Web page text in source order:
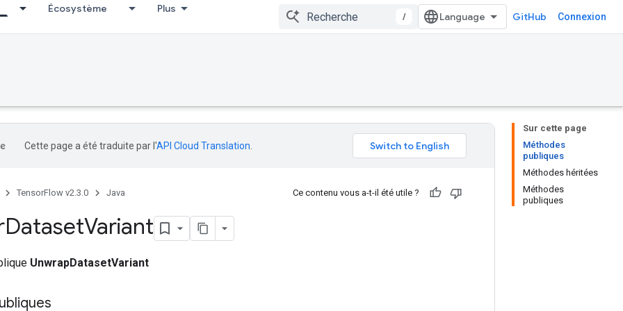
Écosystème Plus
/ GitHub Connexion
Sur cette page
Méthodes
publiques
Méthodes héritées
Méthodes
publiques
Cette page a été traduite par l'API Cloud Translation
TensorFlow v2.3.0 Java Ce contenu vous a-t-il été utile ?
DatasetVariant
UnwrapDatasetVariant